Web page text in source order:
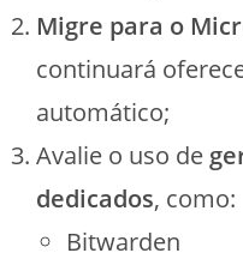
Migre para o
continuará
automático;
Avalie o uso de
dedicados, como:
Bitwarden